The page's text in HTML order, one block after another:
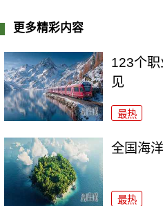
更多精彩内容
123个
见
最热
全国海
最热